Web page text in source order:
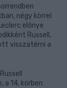
négy körrel
előnye
Russell,
visszatérni a
a 14. körben